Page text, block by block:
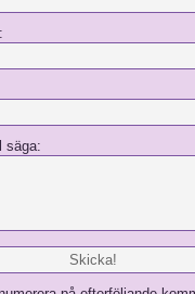
säga: